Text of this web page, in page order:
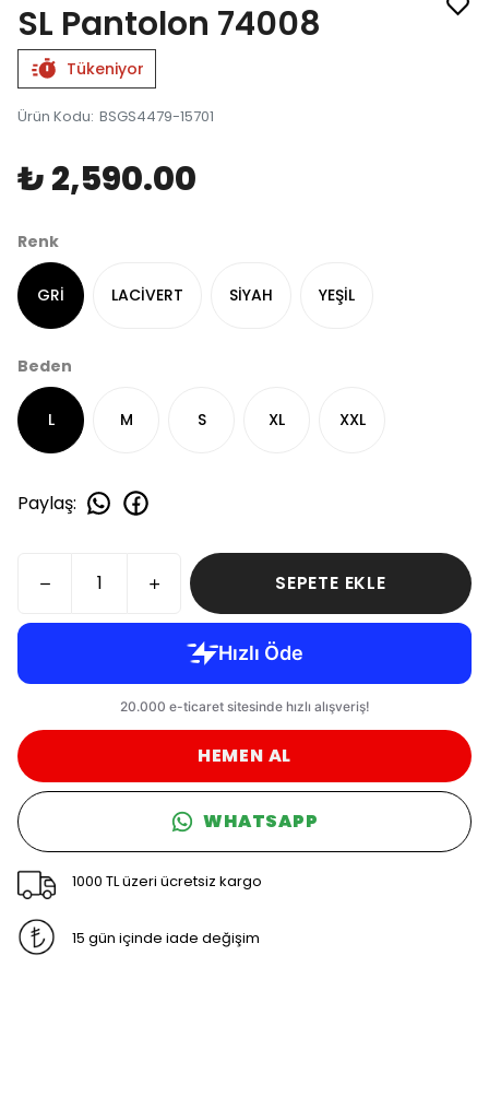
SL Pantolon 74008
Tükeniyor
Ürün Kodu: BSGS4479-15701
₺ 2,590.00
Renk
GRİ LACİVERT SİYAH YEŞİL
Beden
L M S XL XXL
Paylaş:
SEPETE EKLE
HEMEN AL
WHATSAPP
1000 TL üzeri ücretsiz kargo
15 gün içinde iade değişim